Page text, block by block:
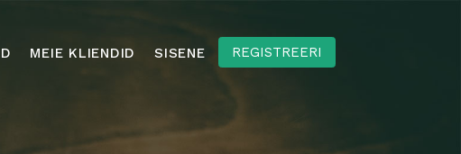
GRATIFY
Pealeht
MEIE KLIENDID SISENE REGISTREERI